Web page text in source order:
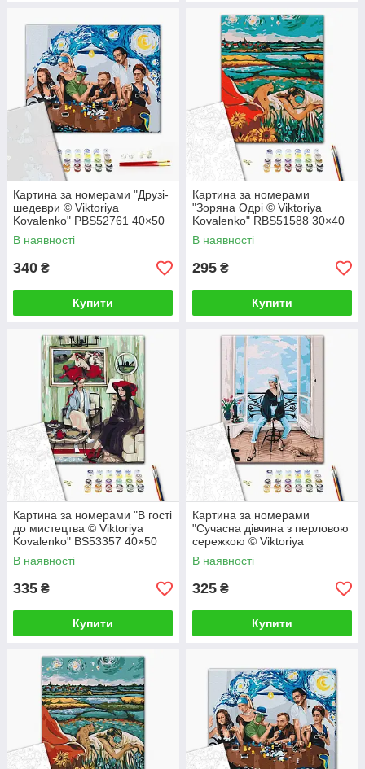
Картина за номерами "Друзі-
шедеври © Viktoriya
Kovalenko" PBS52761 40×50
см
В наявності
340 ₴
Купити
Картина за номерами
"Зоряна Одрі © Viktoriya
Kovalenko" RBS51588 30×40
см
В наявності
295 ₴
Купити
Картина за номерами "В гості
до мистецтва © Viktoriya
Kovalenko" BS53357 40×50
см
В наявності
335 ₴
Купити
Картина за номерами
"Сучасна дівчина з перловою
сережкою © Viktoriya
Kovalenko" BS52762 40×50
см
В наявності
325 ₴
Купити